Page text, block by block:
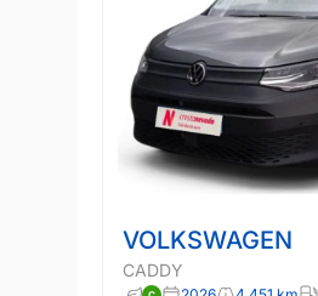
VOLKSWAGEN
CADDY